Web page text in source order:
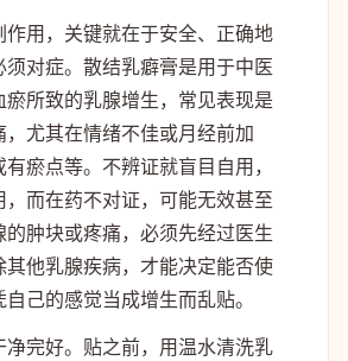
用，关键就在于安全、正确地
对症。散结乳癖膏是用于中医
所致的乳腺增生，常见表现是
尤其在情绪不佳或月经前加
瘀点等。不辨证就盲目自用，
，而在药不对证，可能无效甚至
肿块或疼痛，必须先经过医生
其他乳腺疾病，才能决定能否使
己的感觉当成增生而乱贴。
净完好。贴之前，用温水清洗乳